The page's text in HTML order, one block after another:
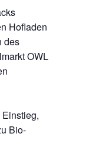
Hofladen
des
OWL
Bio-